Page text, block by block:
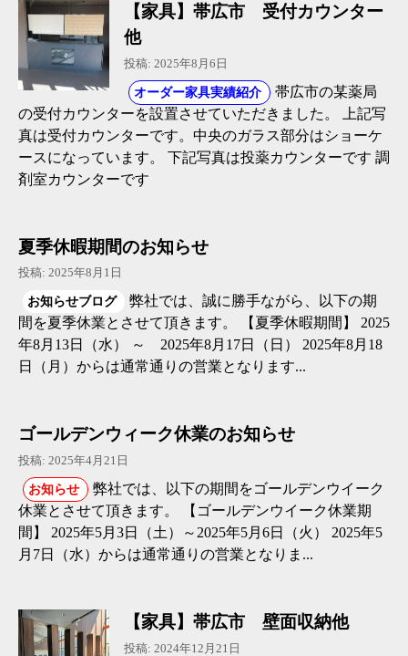
【家具】帯広市 受付カウンター
他
投稿: 2025年8月6日
オーダー家具実績紹介
帯広市の某薬局
の受付カウンターを設置させていただきました。 上記写
真は受付カウンターです。中央のガラス部分はショーケ
ースになっています。 下記写真は投薬カウンターです 調
剤室カウンターです
夏季休暇期間のお知らせ
投稿: 2025年8月1日
お知らせブログ
弊社では、誠に勝手ながら、以下の期
間を夏季休業とさせて頂きます。 【夏季休暇期間】 2025
年8月13日（水） ～ 2025年8月17日（日） 2025年8月18
日（月）からは通常通りの営業となります...
ゴールデンウィーク休業のお知らせ
投稿: 2025年4月21日
お知らせ
弊社では、以下の期間をゴールデンウイーク
休業とさせて頂きます。 【ゴールデンウイーク休業期
間】 2025年5月3日（土）～2025年5月6日（火） 2025年5
月7日（水）からは通常通りの営業となりま...
【家具】帯広市 壁面収納他
投稿: 2024年12月21日